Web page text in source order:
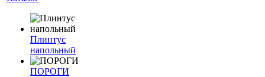
Плинтус
напольный
ПОРОГИ